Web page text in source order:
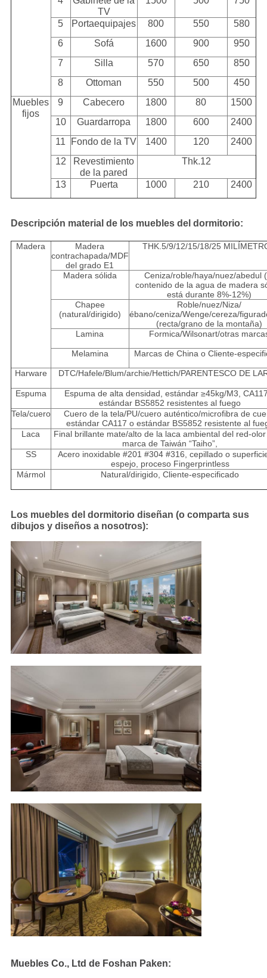
TV
5 Portaequipajes 800 550
580
6
Sofá 1600 900
950
7
Silla 570 650
850
8
Ottoman 550 500
450
Muebles
fijos
9 Cabecero 1800 80
1500
10
Guardarropa 1800 600
2400
11
Fondo de la TV 1400 120
2400
12
Revestimiento
de la pared
Thk.12
13 Puerta 1000 210 2400
Descripción material de los muebles del dormitorio:
Madera
Madera
contrachapada/MDF
del grado E1
THK.5/9/12/15/18/25
Madera sólida
Ceniza/roble/haya/nuez/abedul
contenido de la agua de madera
está durante 8%-12%)
Chapee
(natural/dirigido)
Roble/nuez/Niza/
ébano/ceniza/Wenge/cereza/
(recta/grano de la montaña)
Lamina
Formica/Wilsonart/otras
Melamina Marcas de China o Cliente-
Harware DTC/Hafele/Blum/archie/Hettich/PARENTESCO DE
Espuma
Espuma de alta densidad, estándar ≥45kg/M3,
estándar BS5852 resistentes al fuego
Tela/cuero
Cuero de la tela/PU/cuero auténtico/microfibra de
estándar CA117 o estándar BS5852 resistente al
Laca
Final brillante mate/alto de la laca ambiental del red-
marca de Taiwán “Taiho”,
SS
Acero inoxidable #201 #304 #316, cepillado o
espejo, proceso Fingerprintless
Mármol
Natural/dirigido, Cliente-especificado
Los muebles del dormitorio diseñan (o comparta sus
dibujos y diseños a nosotros):
Muebles Co., Ltd de Foshan Paken: